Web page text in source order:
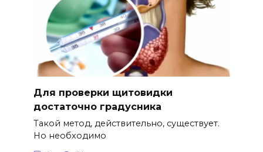
Для проверки щитовидки
достаточно градусника
Такой метод, действительно, существует.
Но необходимо